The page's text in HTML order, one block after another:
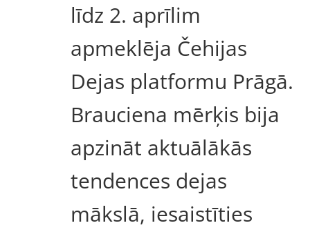
līdz 2. aprīlim
apmeklēja Čehijas
Dejas platformu Prāgā.
Brauciena mērķis bija
apzināt aktuālākās
tendences dejas
mākslā, iesaistīties